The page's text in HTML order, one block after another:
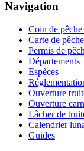
Navigation
Coin de
Carte de
Permis de
Départements
Espèces
Ouverture
Ouverture
Lâcher de
Calendrier
Guides